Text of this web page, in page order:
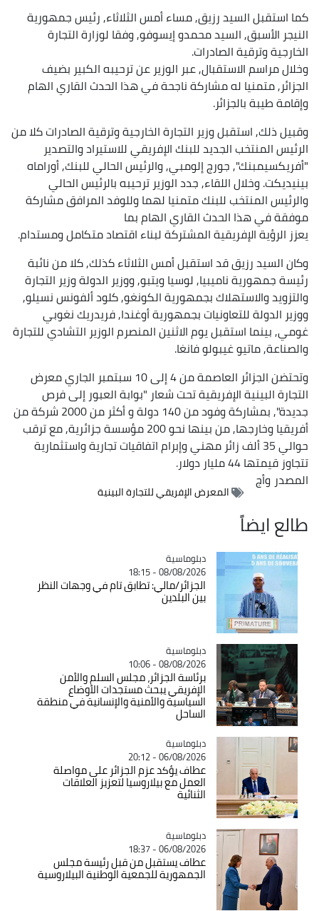
كما استقبل السيد رزيق, مساء أمس الثلاثاء, رئيس جمهورية
النيجر الأسبق, السيد محمدو إيسوفو, وفقا لوزارة التجارة
الخارجية وترقية الصادرات.
وخلال مراسم الاستقبال, عبر الوزير عن ترحيبه الكبير بضيف
الجزائر, متمنيا له مشاركة ناجحة في هذا الحدث القاري الهام
وإقامة طيبة بالجزائر.
وقبيل ذلك, استقبل وزير التجارة الخارجية وترقية الصادرات كلا من
الرئيس المنتخب الجديد للبنك الإفريقي للاستيراد والتصدير
"أفريكسيمبنك", جورج إلومبي, والرئيس الحالي للبنك, أوراماه
بينيديكت. وخلال اللقاء, جدد الوزير ترحيبه بالرئيس الحالي
والرئيس المنتخب للبنك متمنيا لهما وللوفد المرافق مشاركة
موفقة في هذا الحدث القاري الهام بما
يعزز الرؤية الإفريقية المشتركة لبناء اقتصاد متكامل ومستدام.
وكان السيد رزيق قد استقبل أمس الثلاثاء كذلك, كلا من نائبة
رئيسة جمهورية ناميبيا, لوسيا ويتبو, ووزير الدولة وزير التجارة
والتزويد والاستهلاك بجمهورية الكونغو, كلود ألفونس نسيلو,
ووزير الدولة للتعاونيات بجمهورية أوغندا, فريدريك نغوبي
غومي, بينما استقبل يوم الاثنين المنصرم الوزير التشادي للتجارة
والصناعة, ماتيو غيبولو فانغا.
وتحتضن الجزائر العاصمة من 4 إلى 10 سبتمبر الجاري معرض
التجارة البينية الإفريقية تحت شعار "بوابة العبور إلى فرص
جديدة", بمشاركة وفود من 140 دولة و أكثر من 2000 شركة من
أفريقيا وخارجها, من بينها نحو 200 مؤسسة جزائرية, مع ترقب
حوالي 35 ألف زائر مهني وإبرام اتفاقيات تجارية واستثمارية
تتجاوز قيمتها 44 مليار دولار.
المصدروأج
المعرض الإفريقي للتجارة البينية
طالع ايضاً
Catégorie
دبلوماسية
08/08/2026 - 18:15
الجزائر/مالي: تطابق تام في وجهات النظر
بين البلدين
Catégorie
دبلوماسية
08/08/2026 - 10:06
برئاسة الجزائر، مجلس السلم والأمن
الإفريقي يبحث مستجدات الأوضاع
السياسية والأمنية والإنسانية في منطقة
الساحل
Catégorie
دبلوماسية
06/08/2026 - 20:12
عطاف يؤكد عزم الجزائر على مواصلة
العمل مع بيلاروسيا لتعزيز العلاقات
الثنائية
Catégorie
دبلوماسية
06/08/2026 - 18:37
عطاف يستقبل من قبل رئيسة مجلس
الجمهورية للجمعية الوطنية البيلاروسية